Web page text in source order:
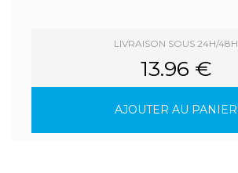
LIVRAISON SOUS 24H/48H
13.96 €
AJOUTER AU PANIER